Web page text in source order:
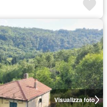
Visualizza foto